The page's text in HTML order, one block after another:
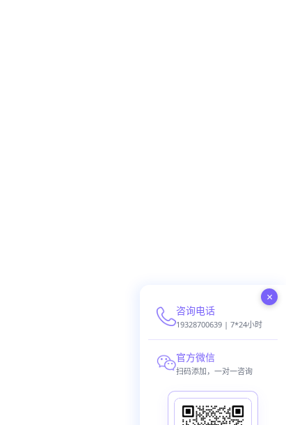
×
咨询电话
19328700639 | 7*24小时
官方微信
扫码添加，一对一咨询